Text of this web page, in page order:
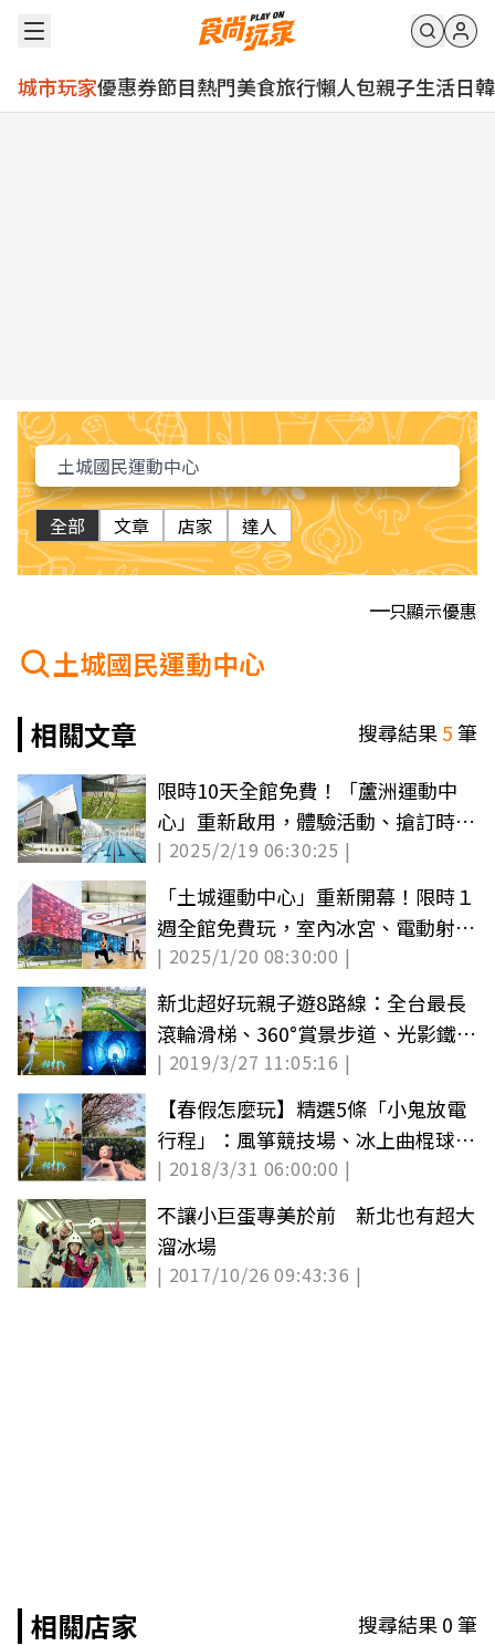
城市玩家優惠券節目熱門美食旅行懶人包親子生活日韓
全部 文章 店家 達人
只顯示優惠
土城國民運動中心
相關文章
搜尋結果5筆
限時10天全館免費！「蘆洲運動中
心」重新啟用，體驗活動、搶訂時間
一次看
| 2025/2/19 06:30:25 |
「土城運動中心」重新開幕！限時１
週全館免費玩，室內冰宮、電動射箭
場都有
| 2025/1/20 08:30:00 |
新北超好玩親子遊8路線：全台最長
滾輪滑梯、360°賞景步道、光影鐵道
自行車
| 2019/3/27 11:05:16 |
【春假怎麼玩】精選5條「小鬼放電
行程」：風箏競技場、冰上曲棍球、
超Q溜滑梯
| 2018/3/31 06:00:00 |
不讓小巨蛋專美於前 新北也有超大
溜冰場
| 2017/10/26 09:43:36 |
相關店家 搜尋結果0筆